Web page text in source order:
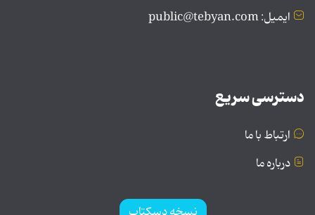
ایمیل: public@tebyan.com
دسترسی سریع
ارتباط با ما
درباره ما